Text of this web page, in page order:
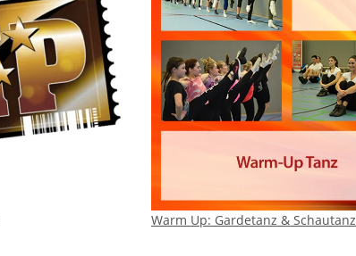
Warm Up: Gardetanz & Schautanz